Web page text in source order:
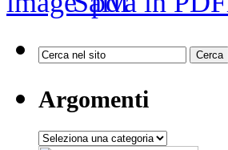
Argomenti
Argomenti